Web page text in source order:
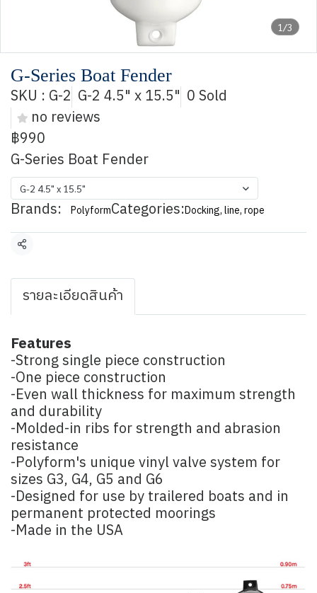
1/3
G-Series Boat Fender
SKU : G-2 G-2 4.5" x 15.5" 0 Sold
no reviews
฿990
G-Series Boat Fender
G-2 4.5" x 15.5"
Brands: PolyformCategories:Docking, line, rope
Share
รายละเอียดสินค้า
Features
-Strong single piece construction
-One piece construction
-Even wall thickness for maximum strength
and durability
-Molded-in ribs for strength and abrasion
resistance
-Polyform's unique vinyl valve system for
sizes G3, G4, G5 and G6
-Designed for use by trailered boats and in
permanent protected moorings
-Made in the USA